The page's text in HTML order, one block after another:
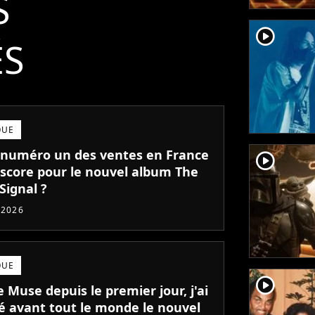
un des ventes en France
pour le nouvel album The
?
Muse depuis le premier jour, j'ai
avant tout le monde le nouvel
player2
player2
player2